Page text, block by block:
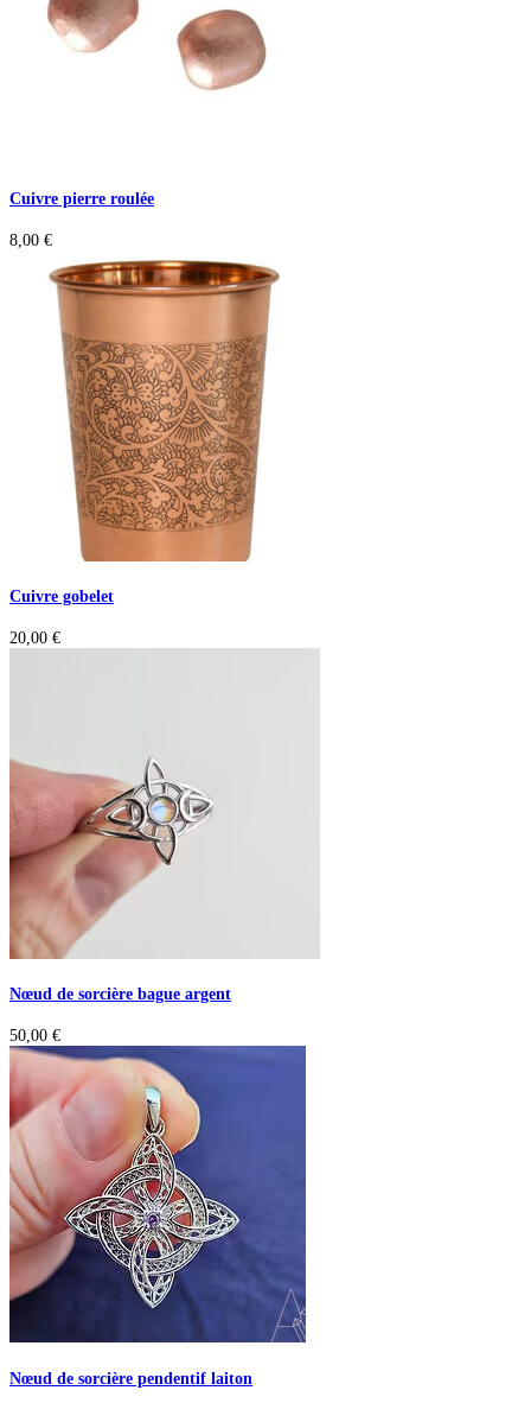
Cuivre pierre roulée
8,00 €
Cuivre gobelet
20,00 €
Nœud de sorcière bague argent
50,00 €
Nœud de sorcière pendentif laiton